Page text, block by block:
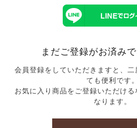
まだご登録がお済み
会員登録をしていただきますと、二
ても便利です。
お気に入り商品をご登録いただけ
なります。